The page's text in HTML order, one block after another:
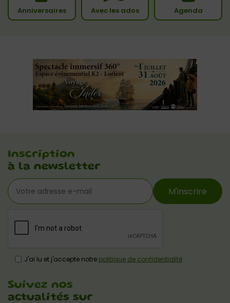
Anniversaires Avec les ados Agenda
Inscription
à la newsletter
M'inscrire
J'ai lu et j'accepte notre politique de confidentialité
Suivez nos
actualités sur